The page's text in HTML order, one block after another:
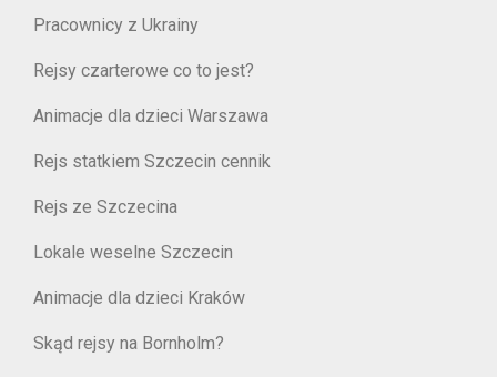
Pracownicy z Ukrainy
Rejsy czarterowe co to jest?
Animacje dla dzieci Warszawa
Rejs statkiem Szczecin cennik
Rejs ze Szczecina
Lokale weselne Szczecin
Animacje dla dzieci Kraków
Skąd rejsy na Bornholm?